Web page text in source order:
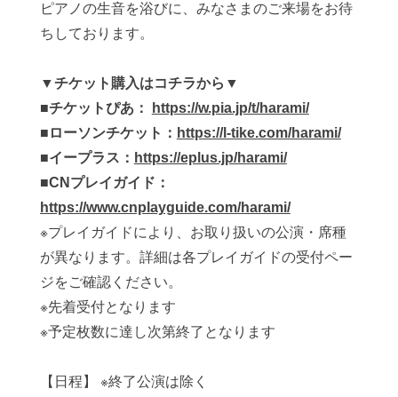
ピアノの生音を浴びに、みなさまのご来場をお待
ちしております。
▼チケット購入はコチラから▼
■チケットぴあ：
https://w.pia.jp/t/harami/
■ローソンチケット： https://l-tike.com/harami/
■イープラス： https://eplus.jp/harami/
■CNプレイガイド：
https://www.cnplayguide.com/harami/
※プレイガイドにより、お取り扱いの公演・席種
が異なります。詳細は各プレイガイドの受付ペー
ジをご確認ください。
※先着受付となります
※予定枚数に達し次第終了となります
【日程】 ※終了公演は除く